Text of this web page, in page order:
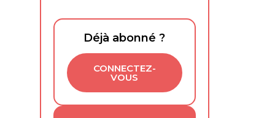
Déjà abonné ?
CONNECTEZ-
VOUS